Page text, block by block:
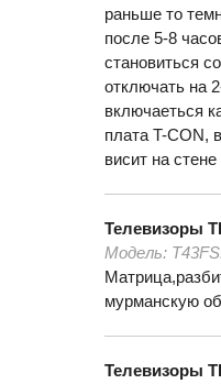
раньше то
после 5-8
становиться
отключать на
включаеться
плата T-СON,
висит на
Телевизоры
Модель:
мурманскую
Телевизоры